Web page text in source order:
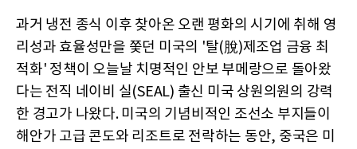
과거 냉전 종식 이후 찾아온 오랜 평화의 시기에 취해 영
리성과 효율성만을 쫓던 미국의 '탈(脫)제조업 금융 최
적화' 정책이 오늘날 치명적인 안보 부메랑으로 돌아왔
다는 전직 네이비 실(SEAL) 출신 미국 상원의원의 강력
한 경고가 나왔다. 미국의 기념비적인 조선소 부지들이
해안가 고급 콘도와 리조트로 전락하는 동안, 중국은 미